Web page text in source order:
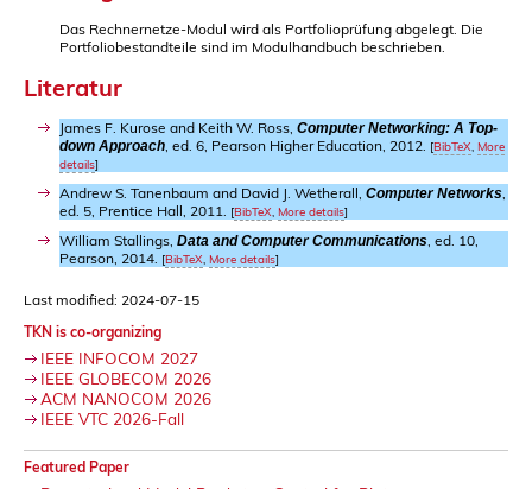
Das Rechnernetze-Modul wird als Portfolioprüfung abgelegt. Die
Portfoliobestandteile sind im Modulhandbuch beschrieben.
Literatur
James F. Kurose and Keith W. Ross, Computer Networking: A Top-
down Approach, ed. 6, Pearson Higher Education, 2012. [BibTeX, More
details]
Andrew S. Tanenbaum and David J. Wetherall, Computer Networks,
ed. 5, Prentice Hall, 2011. [BibTeX, More details]
William Stallings, Data and Computer Communications, ed. 10,
Pearson, 2014. [BibTeX, More details]
Last modified: 2024-07-15
TKN is co-organizing
IEEE INFOCOM 2027
IEEE GLOBECOM 2026
ACM NANOCOM 2026
IEEE VTC 2026-Fall
Featured Paper